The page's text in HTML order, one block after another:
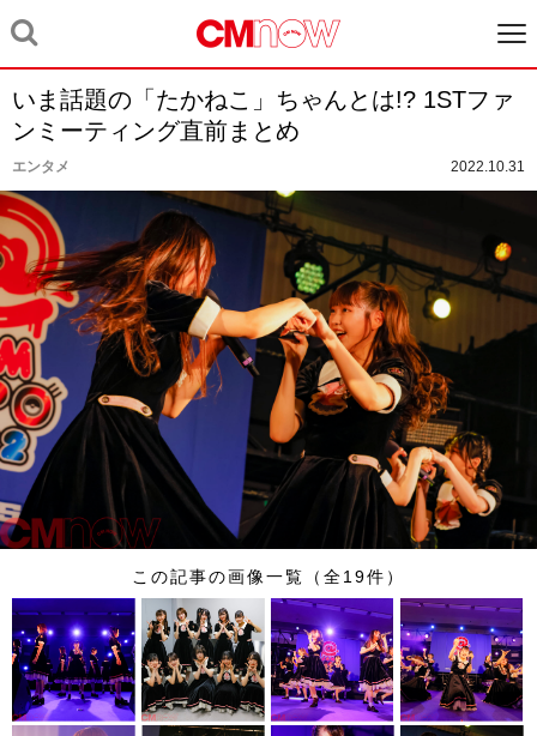
いま話題の「たかねこ」ちゃんとは!? 1STファ
ンミーティング直前まとめ
エンタメ 2022.10.31
この記事の画像一覧（全19件）